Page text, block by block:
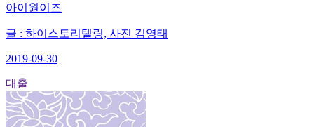
아이원이즈
글 : 하이스토리텔링, 사진 김영태
2019-09-30
대출